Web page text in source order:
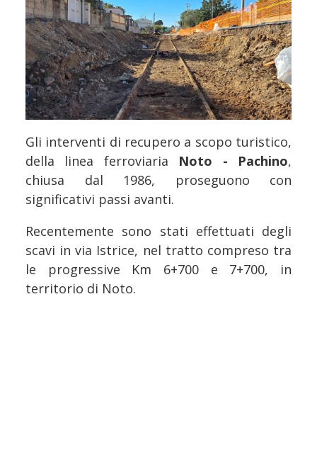
Gli interventi di recupero a scopo turistico,
della linea ferroviaria Noto - Pachino,
chiusa dal 1986, proseguono con
significativi passi avanti.
Recentemente sono stati effettuati degli
scavi in via Istrice, nel tratto compreso tra
le progressive Km 6+700 e 7+700, in
territorio di Noto.